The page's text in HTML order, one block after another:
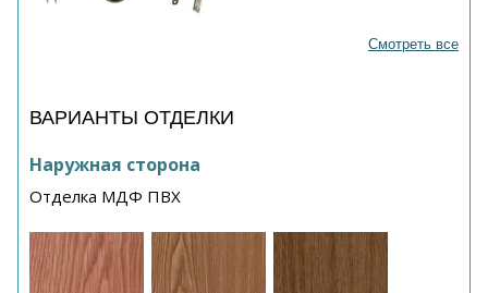
Смотреть все
ВАРИАНТЫ ОТДЕЛКИ
Наружная сторона
Отделка МДФ ПВХ